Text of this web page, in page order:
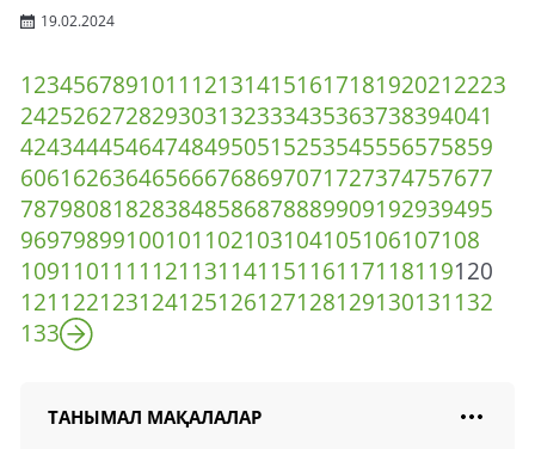
19.02.2024
1234567891011 121314151617181920212223
242526272829303132333435363738394041
424344454647484950515253545556575859
606162636465666768697071727374757677
787980818283848586878889909192939495
96979899100101 102103104105106107108
109110111 112113114115116117118119120
121 122123124125126127128129130131 132
133
ТАНЫМАЛ МАҚАЛАЛАР